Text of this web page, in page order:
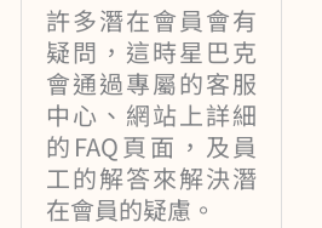
許多潛在會員會有
疑問，這時星巴克
會通過專屬的客服
中心、網站上詳細
的FAQ頁面，及員
工的解答來解決潛
在會員的疑慮。